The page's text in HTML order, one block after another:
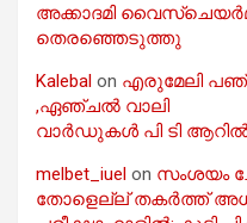
അക്കാദമി
തെരഞ്ഞെടുത്തു
Kalebal on എരുമേലി
,ഏഞ്ചൽ വാലി
വാർഡുകൾ പി ടി ആറിൽ
melbet_iuel on സംശയം
തോളെല്ല് തകർത്ത്